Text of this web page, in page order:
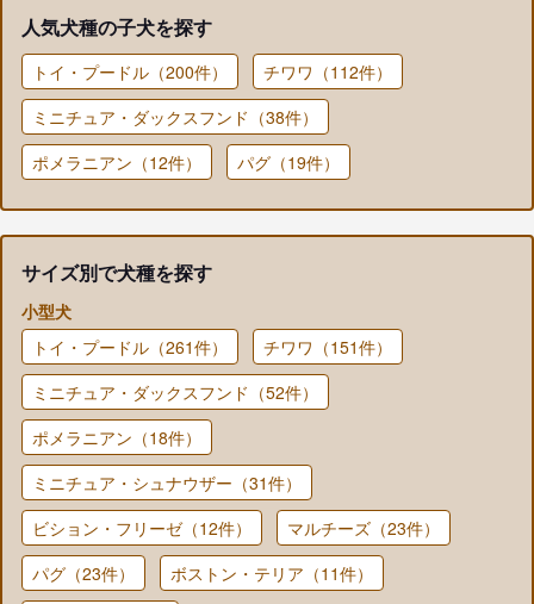
人気犬種の子犬を探す
トイ・プードル（200件）
チワワ（112件）
ミニチュア・ダックスフンド（38件）
ポメラニアン（12件）
パグ（19件）
サイズ別で犬種を探す
小型犬
トイ・プードル（261件）
チワワ（151件）
ミニチュア・ダックスフンド（52件）
ポメラニアン（18件）
ミニチュア・シュナウザー（31件）
ビション・フリーゼ（12件）
マルチーズ（23件）
パグ（23件）
ボストン・テリア（11件）